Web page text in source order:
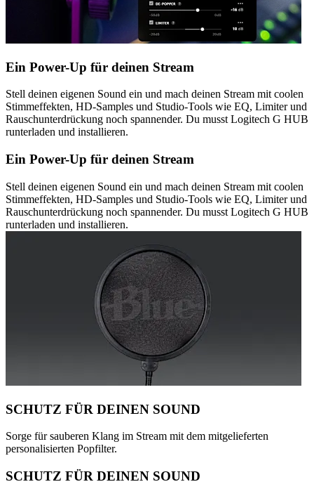
Ein Power-Up für deinen Stream
Stell deinen eigenen Sound ein und mach deinen Stream mit coolen
Stimmeffekten, HD-Samples und Studio-Tools wie EQ, Limiter und
Rauschunterdrückung noch spannender. Du musst Logitech G HUB
runterladen und installieren.
Ein Power-Up für deinen Stream
Stell deinen eigenen Sound ein und mach deinen Stream mit coolen
Stimmeffekten, HD-Samples und Studio-Tools wie EQ, Limiter und
Rauschunterdrückung noch spannender. Du musst Logitech G HUB
runterladen und installieren.
SCHUTZ FÜR DEINEN SOUND
Sorge für sauberen Klang im Stream mit dem mitgelieferten
personalisierten Popfilter.
SCHUTZ FÜR DEINEN SOUND